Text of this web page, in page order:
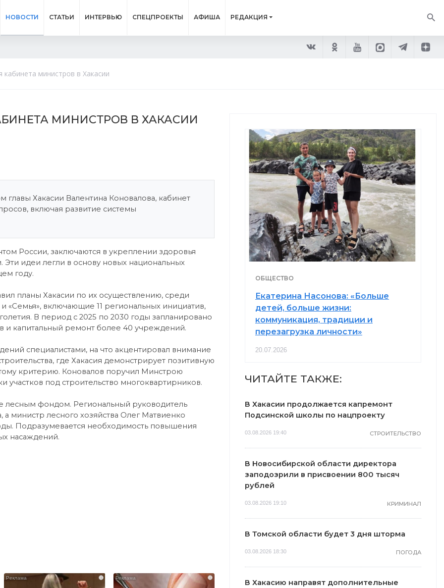
НОВОСТИ СТАТЬИ ИНТЕРВЬЮ СПЕЦПРОЕКТЫ АФИША РЕДАКЦИЯ
министров в Хакасии
МИНИСТРОВ В ХАКАСИИ
Хакасии Валентина Коновалова, кабинет
включая развитие системы
России, заключаются в укреплении здоровья
идеи легли в основу новых национальных
году.
планы Хакасии по их осуществлению, среди
«Семья», включающие 11 региональных инициатив,
В период с 2025 по 2030 годы запланировано
и капитальный ремонт более 40 учреждений.
специалистами, на что акцентировал внимание
где Хакасия демонстрирует позитивную
критерию. Коновалов поручил Минстрою
участков под строительство многоквартирников.
лесным фондом. Региональный руководитель
а министр лесного хозяйства Олег Матвиенко
Подразумевается необходимость повышения
насаждений.
i i
ОБЩЕСТВО
Екатерина Насонова: «Больше
детей, больше жизни:
коммуникация, традиции и
перезагрузка личности»
20.07.2026
ЧИТАЙТЕ ТАКЖЕ:
В Хакасии продолжается капремонт
Подсинской школы по нацпроекту
03.08.2026 19:40 СТРОИТЕЛЬСТВО
В Новосибирской области директора
заподозрили в присвоении 800 тысяч
рублей
03.08.2026 19:10 КРИМИНАЛ
В Томской области будет 3 дня шторма
03.08.2026 18:30 ПОГОДА
В Хакасию направят дополнительные